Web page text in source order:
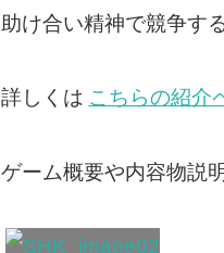
助け合い精神で競争す
詳しくは こちらの紹介
ゲーム概要や内容物説